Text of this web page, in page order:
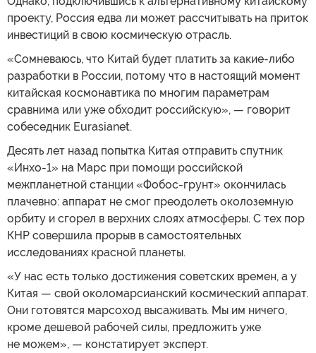
проекту, Россия едва ли может рассчитывать на приток
инвестиций в свою космическую отрасль.
«Сомневаюсь, что Китай будет платить за какие-либо
разработки в России, потому что в настоящий момент
китайская космонавтика по многим параметрам
сравнима или уже обходит российскую», — говорит
собеседник Eurasianet.
Десять лет назад попытка Китая отправить спутник
«Инхо-1» на Марс при помощи российской
межпланетной станции «Фобос-грунт» окончилась
плачевно: аппарат не смог преодолеть околоземную
орбиту и сгорел в верхних слоях атмосферы. С тех пор
КНР совершила прорыв в самостоятельных
исследованиях красной планеты.
«У нас есть только достижения советских времен, а у
Китая — свой околомарсианский космический аппарат.
Они готовятся марсоход высаживать. Мы им ничего,
кроме дешевой рабочей силы, предложить уже
не можем», — констатирует эксперт.